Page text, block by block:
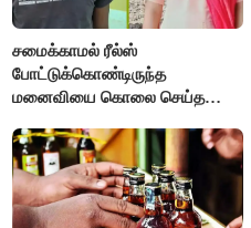
சமைக்காமல் ரீல்ஸ்
போட்டுக்கொண்டிருந்த
மனைவியை கொலை செய்த